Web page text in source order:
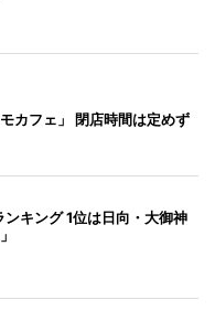
カフェ」 閉店時間は定めず
キング 1位は日向・大御神